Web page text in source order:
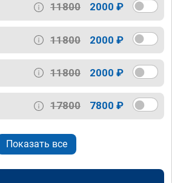
11800 2000 ₽
11800 2000 ₽
11800 2000 ₽
17800 7800 ₽
Показать все